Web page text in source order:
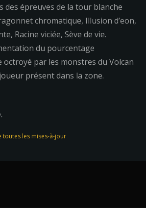
des épreuves de la tour blanche
chromatique, Illusion d’eon,
Racine viciée, Sève de vie.
du pourcentage
octroyé par les monstres du Volcan
présent dans la zone.
toutes les mises-à-jour